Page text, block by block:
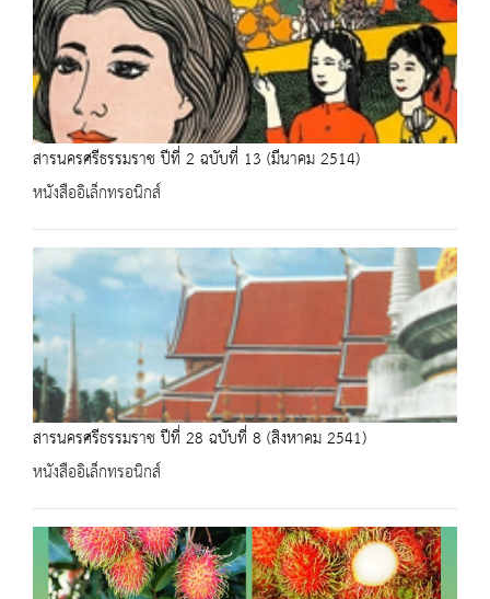
สารนครศรีธรรมราช ปีที่ 2 ฉบับที่ 13 (มีนาคม 2514)
หนังสืออิเล็กทรอนิกส์
สารนครศรีธรรมราช ปีที่ 28 ฉบับที่ 8 (สิงหาคม 2541)
หนังสืออิเล็กทรอนิกส์